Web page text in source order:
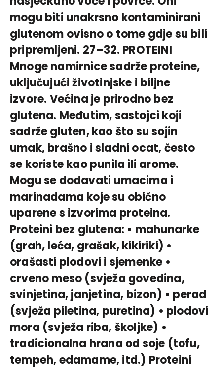
mogu biti unakrsno kontaminirani
glutenom ovisno o tome gdje su bili
pripremljeni. 27–32. PROTEINI
Mnoge namirnice sadrže proteine,
uključujući životinjske i biljne
izvore. Većina je prirodno bez
glutena. Međutim, sastojci koji
sadrže gluten, kao što su sojin
umak, brašno i sladni ocat, često
se koriste kao punila ili arome.
Mogu se dodavati umacima i
marinadama koje su obično
uparene s izvorima proteina.
Proteini bez glutena: • mahunarke
(grah, leća, grašak, kikiriki) •
orašasti plodovi i sjemenke •
crveno meso (svježa govedina,
svinjetina, janjetina, bizon) • perad
(svježa piletina, puretina) • plodovi
mora (svježa riba, školjke) •
tradicionalna hrana od soje (tofu,
tempeh, edamame, itd.) Proteini